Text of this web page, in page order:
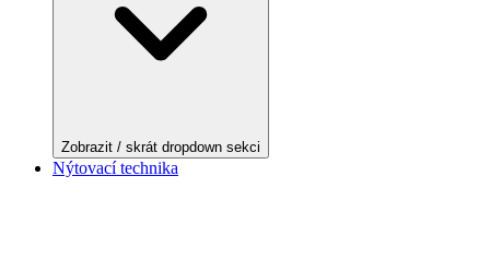
Zobrazit / skrát dropdown sekci
Nýtovací technika